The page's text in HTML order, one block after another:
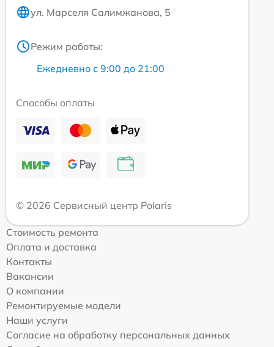
ул. Марселя Салимжанова, 5
Режим работы:
Ежедневно с 9:00 до 21:00
Способы оплаты
© 2026 Сервисный центр Polaris
Стоимость ремонта
Оплата и доставка
Контакты
Вакансии
О компании
Ремонтируемые модели
Наши услуги
Согласие на обработку персональных данных